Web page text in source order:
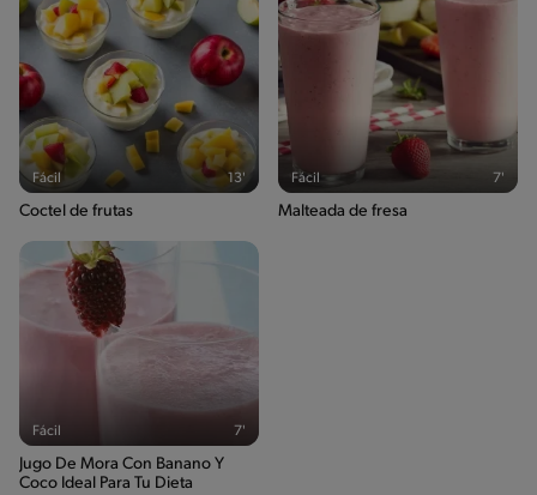
Fácil 13'
Coctel de frutas
Fácil 7'
Malteada de fresa
Fácil 7'
Jugo De Mora Con Banano Y
Coco Ideal Para Tu Dieta